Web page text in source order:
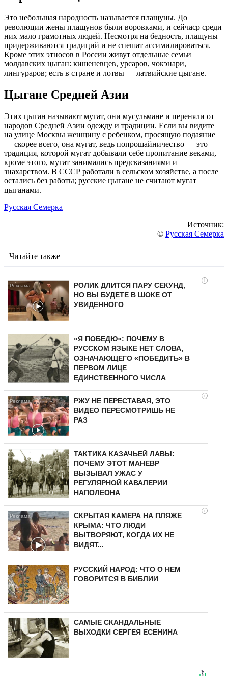
Это небольшая народность называется плащуны. До
революции жены плащунов были воровками, и сейчаср среди
них мало грамотных людей. Несмотря на бедность, плащуны
придерживаются традиций и не спешат ассимилироваться.
Кроме этих этносов в России живут отдельные семьи
молдавских цыган: кишеневцев, урсаров, чокэнари,
лингураров; есть в стране и лотвы — латвийские цыгане.
Цыгане Средней Азии
Этих цыган называют мугат, они мусульмане и переняли от
народов Средней Азии одежду и традиции. Если вы видите
на улице Москвы женщину с ребенком, просящую подаяние
— скорее всего, она мугат, ведь попрошайничество — это
традиция, которой мугат добывали себе пропитание веками,
кроме этого, мугат занимались предсказаниями и
знахарством. В СССР работали в сельском хозяйстве, а после
остались без работы; русские цыгане не считают мугат
цыганами.
Русская Семерка
Источник:
© Русская Семерка
Читайте также
i
РОЛИК ДЛИТСЯ ПАРУ СЕКУНД,
НО ВЫ БУДЕТЕ В ШОКЕ ОТ
УВИДЕННОГО
«Я ПОБЕДЮ»: ПОЧЕМУ В
РУССКОМ ЯЗЫКЕ НЕТ СЛОВА,
ОЗНАЧАЮЩЕГО «ПОБЕДИТЬ» В
ПЕРВОМ ЛИЦЕ
ЕДИНСТВЕННОГО ЧИСЛА
i
РЖУ НЕ ПЕРЕСТАВАЯ, ЭТО
ВИДЕО ПЕРЕСМОТРИШЬ НЕ
РАЗ
ТАКТИКА КАЗАЧЬЕЙ ЛАВЫ:
ПОЧЕМУ ЭТОТ МАНЕВР
ВЫЗЫВАЛ УЖАС У
РЕГУЛЯРНОЙ КАВАЛЕРИИ
НАПОЛЕОНА
i
СКРЫТАЯ КАМЕРА НА ПЛЯЖЕ
КРЫМА: ЧТО ЛЮДИ
ВЫТВОРЯЮТ, КОГДА ИХ НЕ
ВИДЯТ...
РУССКИЙ НАРОД: ЧТО О НЕМ
ГОВОРИТСЯ В БИБЛИИ
САМЫЕ СКАНДАЛЬНЫЕ
ВЫХОДКИ СЕРГЕЯ ЕСЕНИНА